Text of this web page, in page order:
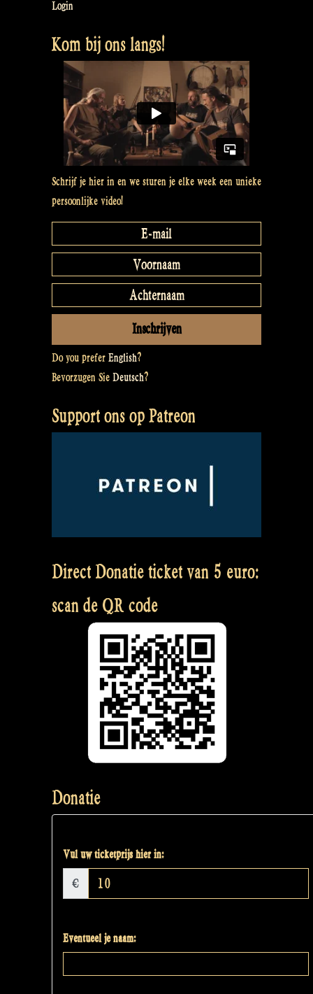
Login
Kom bij ons langs!
Schrijf je hier in en we sturen je elke week een unieke
persoonlijke video!
Do you prefer English?
Bevorzugen Sie Deutsch?
Support ons op Patreon
Direct Donatie ticket van 5 euro:
scan de QR code
Donatie
Vul uw ticketprijs hier in:
€
Eventueel je naam: